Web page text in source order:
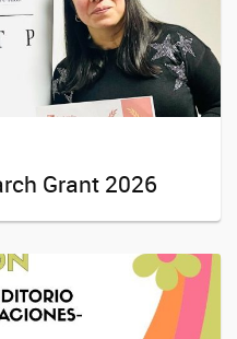
Grant 2026